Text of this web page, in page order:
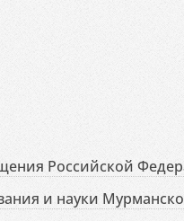
Российской
и науки